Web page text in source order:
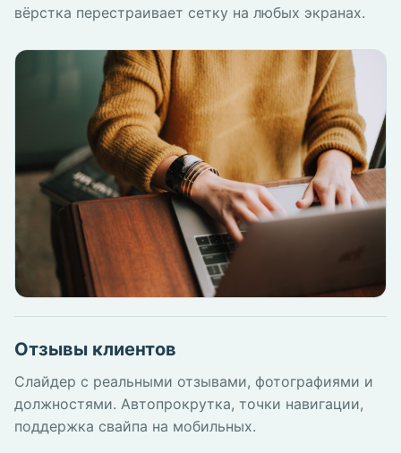
вёрстка перестраивает сетку на любых экранах.
Отзывы клиентов
Слайдер с реальными отзывами, фотографиями и
должностями. Автопрокрутка, точки навигации,
поддержка свайпа на мобильных.